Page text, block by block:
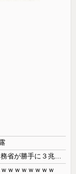
ｗｗｗｗｗｗｗ